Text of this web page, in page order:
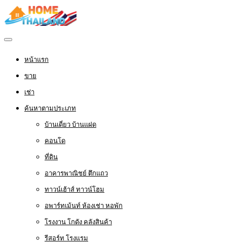
หน้าแรก
ขาย
เช่า
ค้นหาตามประเภท
บ้านเดี่ยว บ้านแฝด
คอนโด
ที่ดิน
อาคารพาณิชย์ ตึกแถว
ทาวน์เฮ้าส์ ทาวน์โฮม
อพาร์ทเม้นท์ ห้องเช่า หอพัก
โรงงาน โกดัง คลังสินค้า
รีสอร์ท โรงแรม